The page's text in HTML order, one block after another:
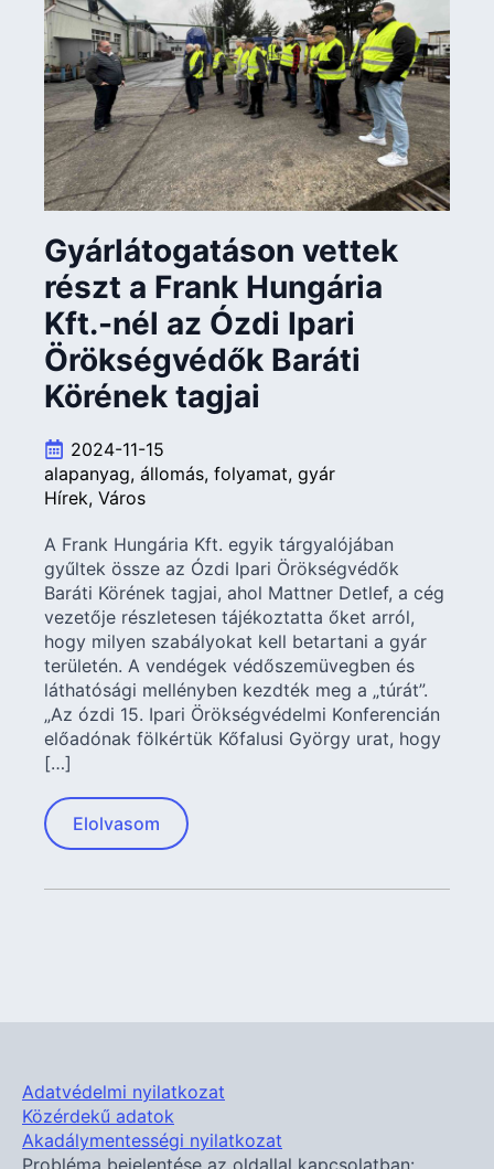
Gyárlátogatáson vettek
részt a Frank Hungária
Kft.-nél az Ózdi Ipari
Örökségvédők Baráti
Körének tagjai
2024-11-15
alapanyag állomás folyamat gyár
Hírek Város
A Frank Hungária Kft. egyik tárgyalójában
gyűltek össze az Ózdi Ipari Örökségvédők
Baráti Körének tagjai, ahol Mattner Detlef, a cég
vezetője részletesen tájékoztatta őket arról,
hogy milyen szabályokat kell betartani a gyár
területén. A vendégek védőszemüvegben és
láthatósági mellényben kezdték meg a „túrát”.
„Az ózdi 15. Ipari Örökségvédelmi Konferencián
előadónak fölkértük Kőfalusi György urat, hogy
[…]
Elolvasom
Adatvédelmi nyilatkozat
Közérdekű adatok
Akadálymentességi nyilatkozat
Probléma bejelentése az oldallal kapcsolatban: